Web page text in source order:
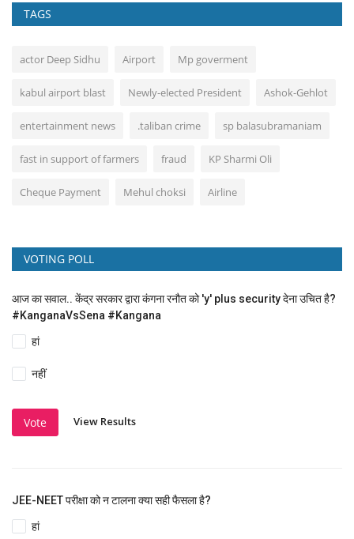
TAGS
actor Deep Sidhu Airport Mp goverment
kabul airport blast Newly-elected President Ashok-Gehlot
entertainment news .taliban crime sp balasubramaniam
fast in support of farmers fraud KP Sharmi Oli
Cheque Payment Mehul choksi Airline
VOTING POLL
आज का सवाल.. केंद्र सरकार द्वारा कंगना रनौत को 'y' plus security देना उचित है?
#KanganaVsSena #Kangana
हां
नहीं
Vote View Results
JEE-NEET परीक्षा को न टालना क्या सही फैसला है?
हां